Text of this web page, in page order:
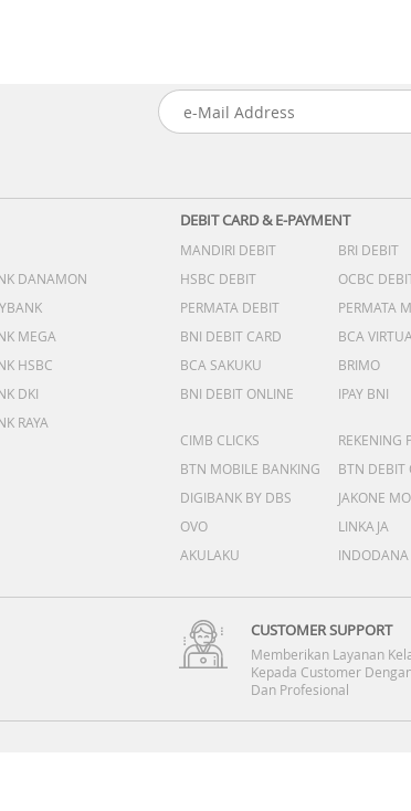
DANAMON
MEGA
HSBC
DKI
RAYA
DEBIT CARD & E-PAYMENT
MANDIRI DEBIT
BRI DEBIT
HSBC DEBIT
OCBC
PERMATA DEBIT
PERMATA
BNI DEBIT CARD
BCA
BCA SAKUKU
BRIMO
BNI DEBIT ONLINE
IPAY BNI
CIMB CLICKS
REKENING
BTN MOBILE BANKING
BTN DEBIT
DIGIBANK BY DBS
JAKONE
OVO
LINKAJA
AKULAKU
INDODANA
CUSTOMER SUPPORT
Memberikan Layanan
Kepada Customer
Dan Profesional